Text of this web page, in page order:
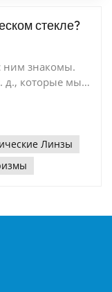
стекле?
ним знакомы.
д., которые мы
Но
с
интеграцией
и науки о
стекла
в трех
технологии.
вы
сегодня
Линзы